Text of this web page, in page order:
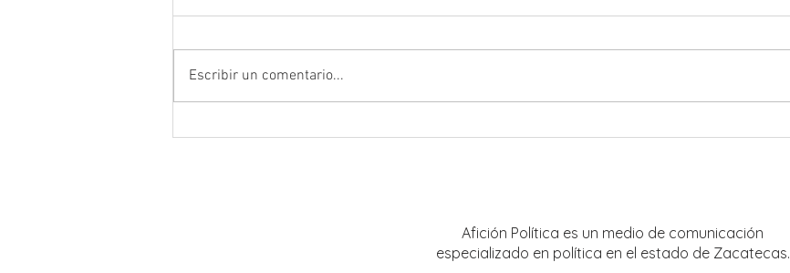
Escribir un comentario...
Afición Política es un medio de comunicación
especializado en política en el estado de Zacatecas.